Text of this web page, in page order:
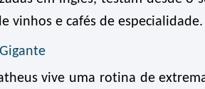
vinhos e cafés de especialidade.
vive uma rotina de